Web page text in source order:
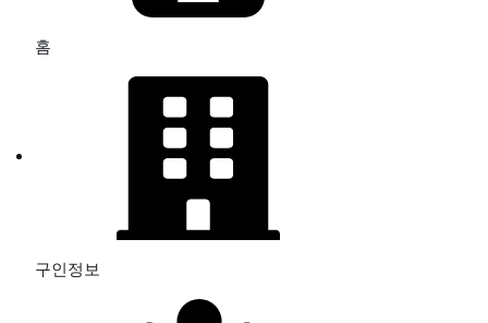
홈
구인정보